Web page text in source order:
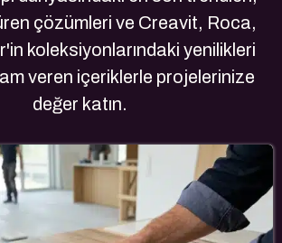
çözümleri ve Creavit, Roca,
koleksiyonlarındaki yenilikleri
veren içeriklerle projelerinize
değer katın.